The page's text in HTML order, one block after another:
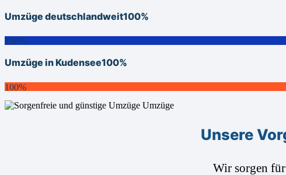
Umzüge deutschlandweit100%
100%
Umzüge in Kudensee100%
100%
Unsere
Wir sorgen